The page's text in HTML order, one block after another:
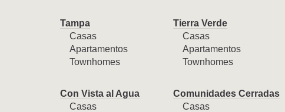
Tampa
Casas
Apartamentos
Townhomes
Tierra Verde
Casas
Apartamentos
Townhomes
Con Vista al Agua
Casas
Comunidades Cerradas
Casas